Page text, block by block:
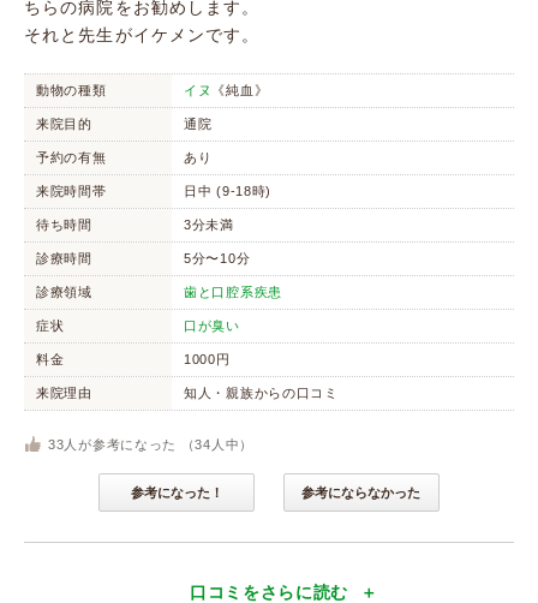
ちらの病院をお勧めします。
それと先生がイケメンです。
動物の種類 イヌ 《純血》
来院目的 通院
予約の有無 あり
来院時間帯 日中 (9-18時)
待ち時間 3分未満
診療時間 5分〜10分
診療領域 歯と口腔系疾患
症状 口が臭い
料金 1000円
来院理由 知人・親族からの口コミ
33 人が参考になった （34 人中）
参考になった！ 参考にならなかった
口コミをさらに読む